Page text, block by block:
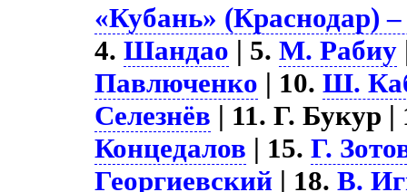
«Кубань» (Краснодар)
4.Шандао | 5.М. Рабиу
Павлюченко | 10.Ш.
Селезнёв | 11. Г. Букур
Концедалов | 15.Г.
Георгиевский | 18.В.